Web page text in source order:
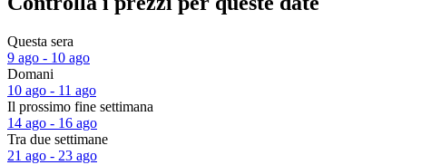
Questa sera
9 ago - 10 ago
Domani
10 ago - 11 ago
Il prossimo fine settimana
14 ago - 16 ago
Tra due settimane
21 ago - 23 ago